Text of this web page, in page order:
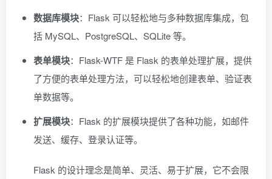
数据库模块：Flask 可以轻松地与多种数据库集成，包
括 MySQL、PostgreSQL、SQLite 等。
表单模块：Flask-WTF 是 Flask 的表单处理扩展，提供
了方便的表单处理方法，可以轻松地创建表单、验证表
单数据等。
扩展模块：Flask 的扩展模块提供了各种功能，如邮件
发送、缓存、登录认证等。
Flask 的设计理念是简单、灵活、易于扩展，它不会限